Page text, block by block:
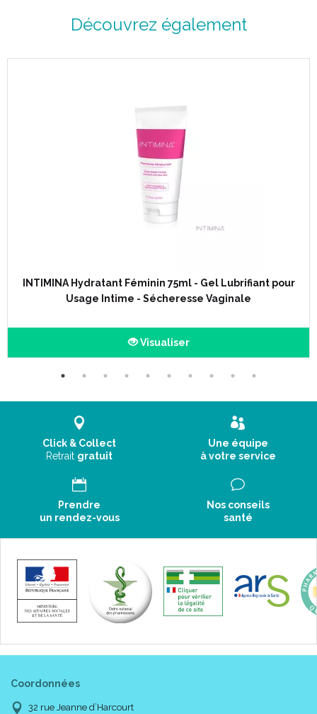
Code ACL : 4582122Découvrez également
INTIMINA Hydratant Féminin 75ml - Gel Lubrifiant pour
Usage Intime - Sécheresse Vaginale
Visualiser
Click & Collect
Retrait gratuit
Une équipe
à votre service
Prendre
un rendez-vous
Nos conseils
santé
Coordonnées
32 rue Jeanne d’Harcourt